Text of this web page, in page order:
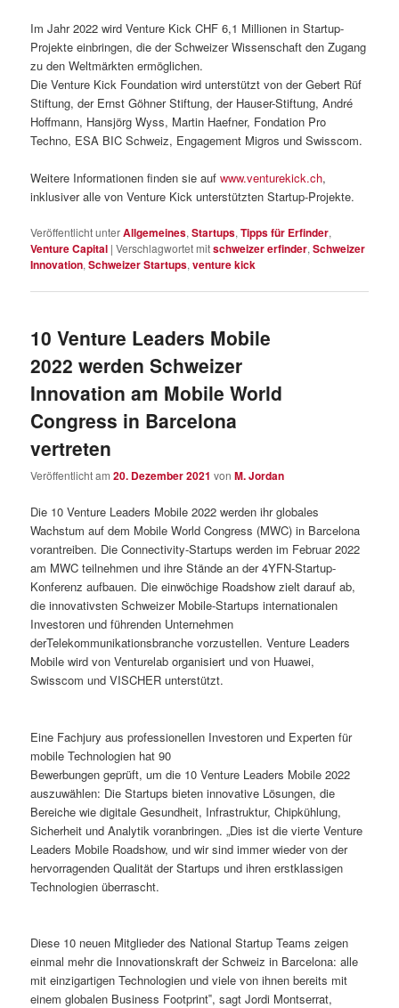
Im Jahr 2022 wird Venture Kick CHF 6,1 Millionen in Startup-
Projekte einbringen, die der Schweizer Wissenschaft den Zugang
zu den Weltmärkten ermöglichen.
Die Venture Kick Foundation wird unterstützt von der Gebert Rüf
Stiftung, der Ernst Göhner Stiftung, der Hauser-Stiftung, André
Hoffmann, Hansjörg Wyss, Martin Haefner, Fondation Pro
Techno, ESA BIC Schweiz, Engagement Migros und Swisscom.
Weitere Informationen finden sie aufwww.venturekick.ch,
inklusiver alle von Venture Kick unterstützten Startup-Projekte.
Veröffentlicht unterAllgemeines,Startups,Tipps für Erfinder,
Venture Capital |Verschlagwortet mitschweizer erfinder,Schweizer
Innovation,Schweizer Startups,venture kick
10 Venture Leaders Mobile
2022 werden Schweizer
Innovation am Mobile World
Congress in Barcelona
vertreten
Veröffentlicht am20. Dezember 2021 vonM. Jordan
Die 10 Venture Leaders Mobile 2022 werden ihr globales
Wachstum auf dem Mobile World Congress (MWC) in Barcelona
vorantreiben. Die Connectivity-Startups werden im Februar 2022
am MWC teilnehmen und ihre Stände an der 4YFN-Startup-
Konferenz aufbauen. Die einwöchige Roadshow zielt darauf ab,
die innovativsten Schweizer Mobile-Startups internationalen
Investoren und führenden Unternehmen
derTelekommunikationsbranche vorzustellen. Venture Leaders
Mobile wird von Venturelab organisiert und von Huawei,
Swisscom und VISCHER unterstützt.
Eine Fachjury aus professionellen Investoren und Experten für
mobile Technologien hat 90
Bewerbungen geprüft, um die 10 Venture Leaders Mobile 2022
auszuwählen: Die Startups bieten innovative Lösungen, die
Bereiche wie digitale Gesundheit, Infrastruktur, Chipkühlung,
Sicherheit und Analytik voranbringen. „Dies ist die vierte Venture
Leaders Mobile Roadshow, und wir sind immer wieder von der
hervorragenden Qualität der Startups und ihren erstklassigen
Technologien überrascht.
Diese 10 neuen Mitglieder des National Startup Teams zeigen
einmal mehr die Innovationskraft der Schweiz in Barcelona: alle
mit einzigartigen Technologien und viele von ihnen bereits mit
einem globalen Business Footprint‟, sagt Jordi Montserrat,